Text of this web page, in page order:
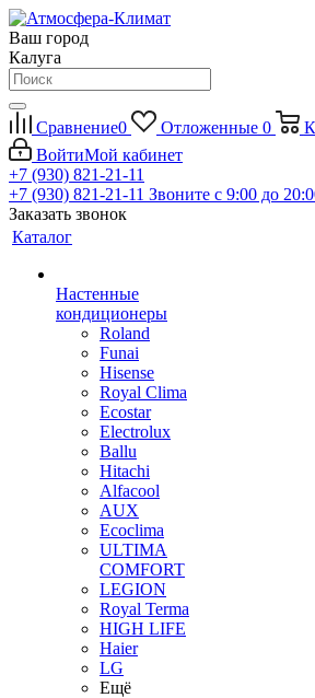
Ваш город
Калуга
Сравнение0 Отложенные 0
ВойтиМой кабинет
+7 (930) 821-21-11
+7 (930) 821-21-11 Звоните с 9:00 до
Заказать звонок
Каталог
Настенные
кондиционеры
Roland
Funai
Hisense
Royal Clima
Ecostar
Electrolux
Ballu
Hitachi
Alfacool
AUX
Ecoclima
ULTIMA
COMFORT
LEGION
Royal Terma
HIGH LIFE
Haier
LG
Ещё